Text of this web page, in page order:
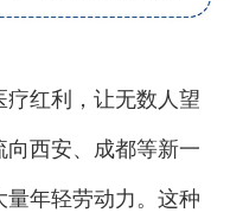
红利，让无数人望
西安、成都等新一
年轻劳动力。这种